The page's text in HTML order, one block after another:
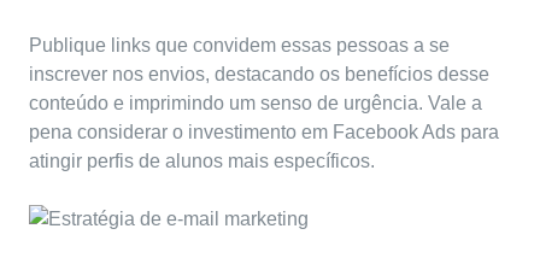
Publique links que convidem essas pessoas a se
inscrever nos envios, destacando os benefícios desse
conteúdo e imprimindo um senso de urgência. Vale a
pena considerar o investimento em Facebook Ads para
atingir perfis de alunos mais específicos.